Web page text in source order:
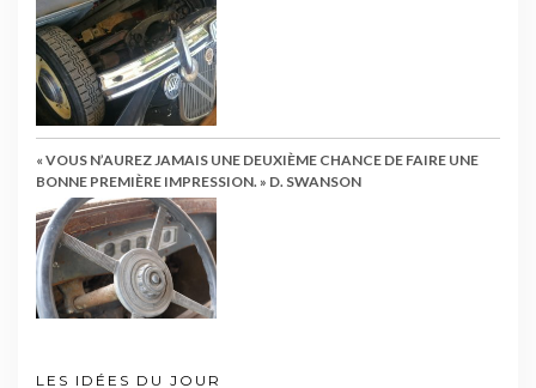
« VOUS N’AUREZ JAMAIS UNE DEUXIÈME CHANCE DE FAIRE UNE
BONNE PREMIÈRE IMPRESSION. » D. SWANSON
LES IDÉES DU JOUR